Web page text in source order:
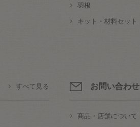
羽根
キット・材料セット
すべて見る お問い合わせ
商品・店舗について